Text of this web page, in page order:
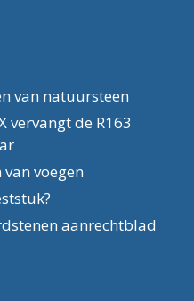
van natuursteen
vervangt de R163
voegen
aanrechtblad